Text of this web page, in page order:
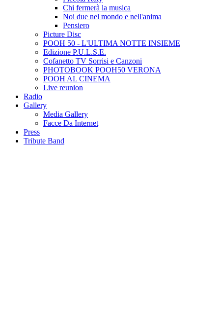
Chi fermerà la musica
Noi due nel mondo e nell'anima
Pensiero
Picture Disc
POOH 50 - L'ULTIMA NOTTE INSIEME
Edizione P.U.L.S.E.
Cofanetto TV Sorrisi e Canzoni
PHOTOBOOK POOH50 VERONA
POOH AL CINEMA
Live reunion
Radio
Gallery
Media Gallery
Facce Da Internet
Press
Tribute Band